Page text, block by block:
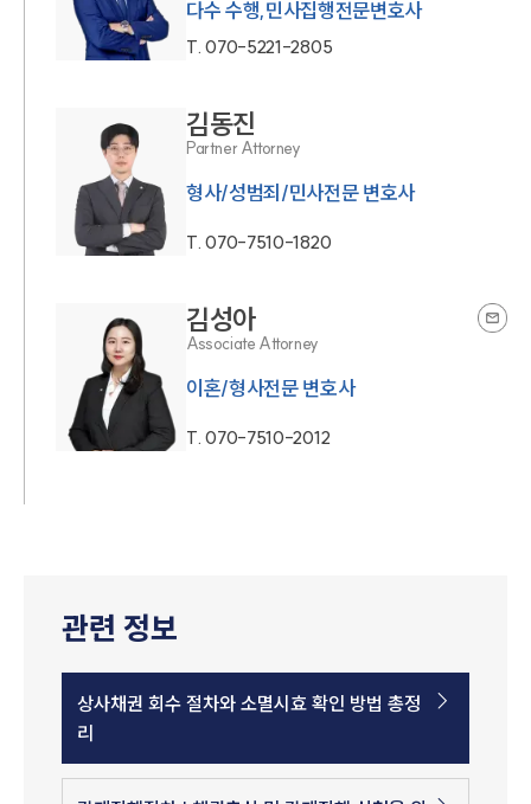
다수 수행,민사집행전문변호사
T.070-5221-2805
김동진
Partner Attorney
형사/성범죄/민사전문 변호사
T.070-7510-1820
김성아
Associate Attorney
이혼/형사전문 변호사
T.070-7510-2012
관련 정보
상사채권 회수 절차와 소멸시효 확인 방법 총정
리